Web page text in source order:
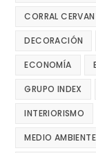
CORRAL
DECORACIÓN
ECONOMÍA
GRUPO INDEX
INTERIORISMO
MEDIO AMBIENTE